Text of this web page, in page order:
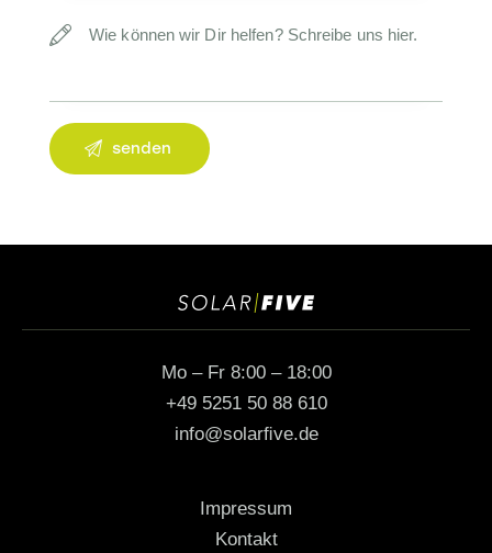
Mo – Fr 8:00 – 18:00
+49 5251 50 88 610
info@solarﬁve.de
Impressum
Kontakt